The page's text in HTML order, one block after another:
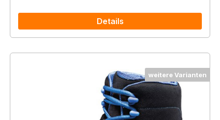
Details
weitere Varianten